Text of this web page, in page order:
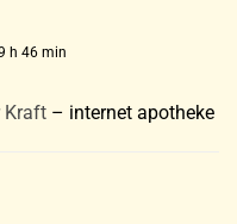
h 46 min
Kraft – internet apotheke